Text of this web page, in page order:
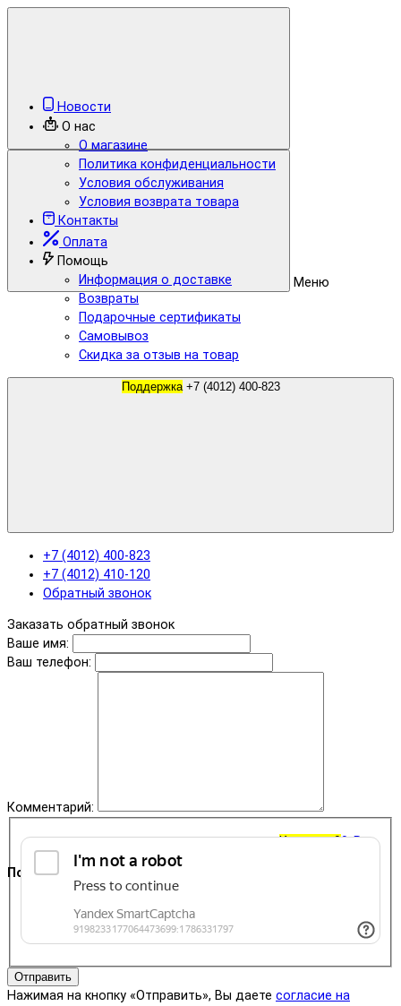
Меню
Корзина 00 ₽
Поддержка
Новости
О нас
О магазине
Политика конфиденциальности
Условия обслуживания
Условия возврата товара
Контакты
Оплата
Помощь
Информация о доставке
Возвраты
Подарочные сертификаты
Самовывоз
Скидка за отзыв на товар
Поддержка +7 (4012) 400-823
+7 (4012) 400-823
+7 (4012) 410-120
Обратный звонок
Заказать обратный звонок
Ваше имя:
Ваш телефон:
Комментарий:
Отправить
Нажимая на кнопку «Отправить», Вы даете согласие на